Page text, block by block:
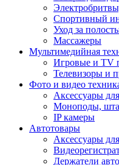
Спортивный
Уход за
Массажеры
Мультимедийная
Игровые и TV
Телевизоры и
Фото и видео
Аксессуары
Моноподы,
IP камеры
Автотовары
Аксессуары
Держатели